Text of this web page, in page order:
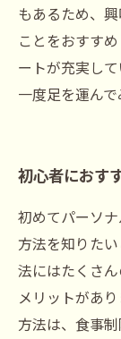
もあるため、
ことをおすす
ートが充実し
一度足を運ん
初心者におす
初めてパーソ
方法を知りた
法にはたくさ
メリットがあ
方法は、食事